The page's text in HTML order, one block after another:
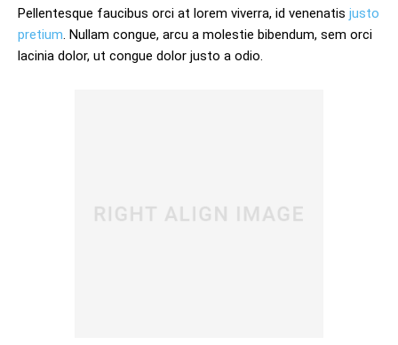
Pellentesque faucibus orci at lorem viverra, id venenatis justo
pretium. Nullam congue, arcu a molestie bibendum, sem orci
lacinia dolor, ut congue dolor justo a odio.